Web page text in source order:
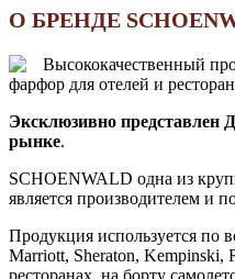
О БРЕНДЕ
Высококачественный
фарфор для отелей и
Эксклюзивно представлен
рынке.
SCHOENWALD одна из
является производителем и
Продукция используется
Marriott, Sheraton, Kempinski,